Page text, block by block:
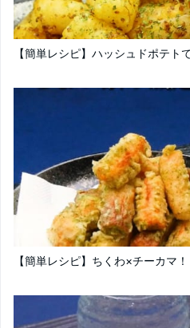
【簡単レシピ】ハッシュドポテト
【簡単レシピ】ちくわ×チーカマ